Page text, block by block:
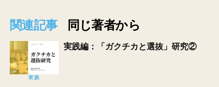
関連記事 同じ著者から
実践
実践編：「ガクチカと選抜」研究②